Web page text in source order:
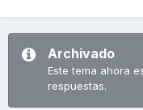
Archivado
Este tema ahora
respuestas.